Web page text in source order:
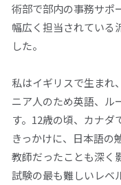
術部で部内の事務サポ
幅広く担当されている
した。
私はイギリスで生まれ
ニア人のため英語、ル
す。12歳の頃、カナダ
きっかけに、日本語の
教師だったことも深く
試験の最も難しいレベ